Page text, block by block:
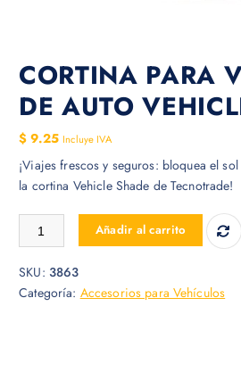
CORTINA PARA
DE AUTO
$ 9.25 Incluye IVA
¡Viajes frescos y seguros: bloquea el
la cortina Vehicle Shade de Tecnotrade!
CORTINA PARA VENTANAS DE AUTO
Añadir al carrito
SKU: 3863
Categoría: Accesorios para Vehículos